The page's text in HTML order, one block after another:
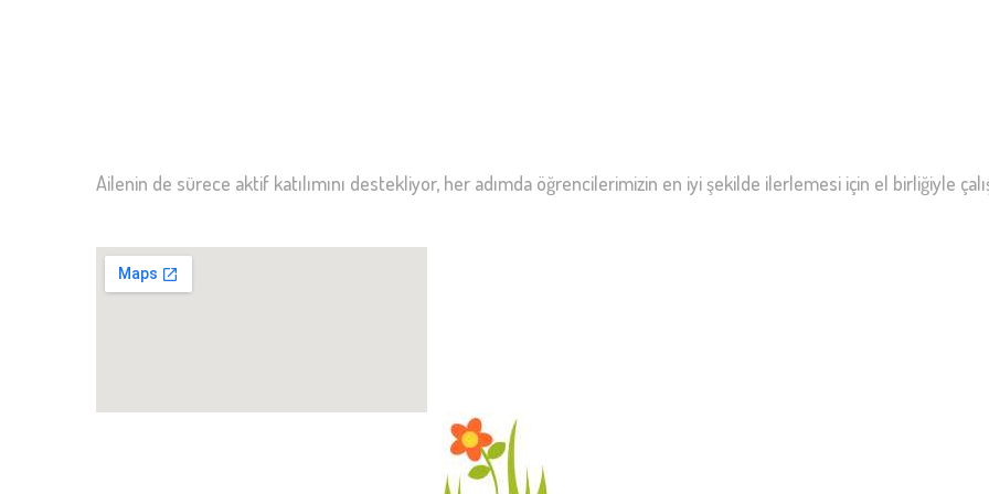
Ailenin de sürece aktif katılımını destekliyor, her adımda öğrencilerimizin en iyi şekilde ilerlemesi için el birliğiyle